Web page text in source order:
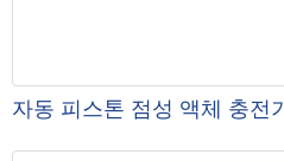
자동 피스톤 점성 액체 충전기